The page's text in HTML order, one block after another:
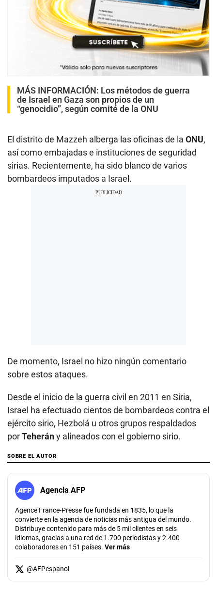
MÁS INFORMACIÓN: Los métodos de guerra
de Israel en Gaza son propios de un
“genocidio”, según comité de la ONU
El distrito de Mazzeh alberga las oficinas de la ONU,
así como embajadas e instituciones de seguridad
sirias. Recientemente, ha sido blanco de varios
bombardeos imputados a Israel.
De momento, Israel no hizo ningún comentario
sobre estos ataques.
Desde el inicio de la guerra civil en 2011 en Siria,
Israel ha efectuado cientos de bombardeos contra el
ejército sirio, Hezbolá u otros grupos respaldados
porTeherány alineados con el gobierno sirio.
SOBRE EL AUTOR
Agencia AFP
Agence France-Presse fue fundada en 1835, lo que la
convierte en la agencia de noticias más antigua del mundo.
Distribuye contenido para más de 5 mil clientes en seis
idiomas, gracias a una red de 1.700 periodistas y 2.400
colaboradores en 151 países. Ver más
@AFPespanol